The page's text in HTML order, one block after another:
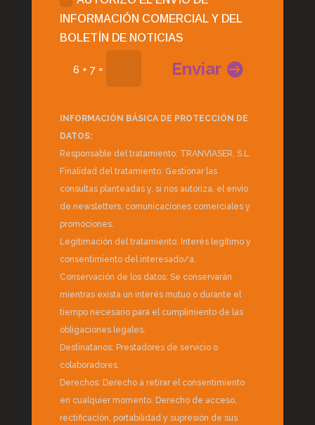
INFORMACIÓN COMERCIAL Y DEL
BOLETÍN DE NOTICIAS
6 + 7 = Enviar
INFORMACIÓN BÁSICA DE PROTECCIÓN DE
DATOS:
Responsable del tratamiento: TRANVIASER, S.L.
Finalidad del tratamiento: Gestionar las
consultas planteadas y, si nos autoriza, el envío
de newsletters, comunicaciones comerciales y
promociones.
Legitimación del tratamiento: Interés legítimo y
consentimiento del interesado/a.
Conservación de los datos: Se conservarán
mientras exista un interés mutuo o durante el
tiempo necesario para el cumplimiento de las
obligaciones legales.
Destinatarios: Prestadores de servicio o
colaboradores.
Derechos: Derecho a retirar el consentimiento
en cualquier momento. Derecho de acceso,
rectificación, portabilidad y supresión de sus